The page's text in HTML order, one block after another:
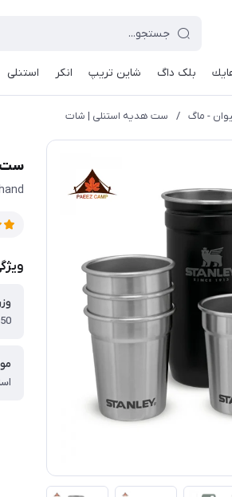
بلک داگ شاین تریپ انکر استنلی
- ماگ / ست هدیه استنلی | شات
ست
250